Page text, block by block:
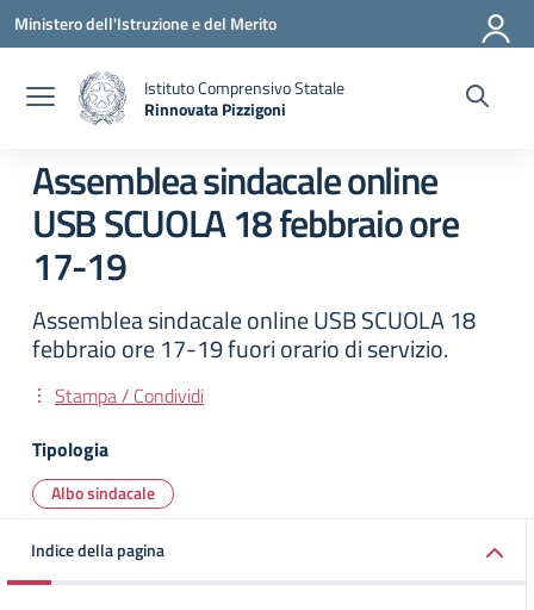
Vai ai contenuti
Vai al menu di navigazione
Vai al footer
Ministero dell'Istruzione e del Merito
Istituto Comprensivo Statale
Rinnovata Pizzigoni
Assemblea sindacale online
USB SCUOLA 18 febbraio ore
17-19
Assemblea sindacale online USB SCUOLA 18
febbraio ore 17-19 fuori orario di servizio.
Stampa / Condividi
Tipologia
Albo sindacale
Indice della pagina